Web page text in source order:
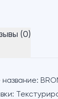
(0)